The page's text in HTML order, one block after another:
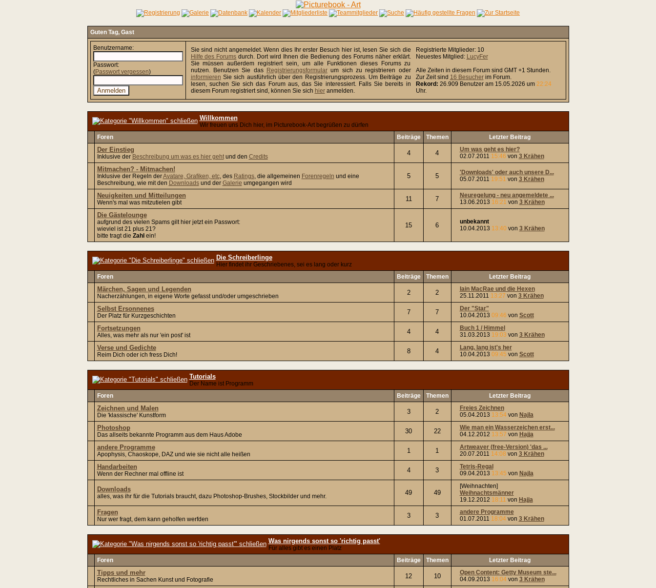
Guten Tag, Gast
Benutzername:
Passwort:
(Passwort vergessen)
Sie sind nicht angemeldet. Wenn dies Ihr erster Besuch hier ist, lesen Sie sich die
Hilfe des Forums durch. Dort wird Ihnen die Bedienung des Forums näher erklärt.
Sie müssen außerdem registriert sein, um alle Funktionen dieses Forums zu
nutzen. Benutzen Sie das Registrierungsformularum sich zu registrieren oder
informieren Sie sich ausführlich über den Registrierungsprozess. Um Beiträge zu
lesen, suchen Sie sich das Forum aus, das Sie interessiert. Falls Sie bereits in
diesem Forum registriert sind, können Sie sich hieranmelden.
Registrierte Mitglieder: 10
Neuestes Mitglied: LucyFer
Alle Zeiten in diesem Forum sind GMT +1 Stunden.
Zur Zeit sind 16 Besucherim Forum.
Rekord: 26.909 Benutzer am 15.05.2026 um 22:24
Uhr.
Willkommen
Wir freuen uns Dich hier, im Picturebook-Art begrüßen zu dürfen
Foren
Beiträge Themen Letzter Beitrag
Der Einstieg
Inklusive der Beschreibung um was es hier gehtund den Credits 4 4
Um was geht es hier?
02.07.2011 15:46 von 3 Krähen
Mitmachen? - Mitmachen!
Inklusive der Regeln derAvatare, Grafiken, etc, des Ratings, die allgemeinen Forenregeln und eine
Beschreibung, wie mit den Downloadsund der Galerie umgegangen wird
5 5
'Downloads' oder auch unsere D...
05.07.2011 19:51 von 3 Krähen
Neuigkeiten und Mitteilungen
Wenn's mal was mitzutielen gibt 11 7
Neuregelung - neu angemeldete ...
13.06.2013 16:21 von 3 Krähen
Die Gästelounge
aufgrund des vielen Spams gilt hier jetzt ein Passwort:
wieviel ist 21 plus 21?
bitte tragt die Zahl ein!
15 6
unbekannt
10.04.2013 13:40 von 3 Krähen
Die Schreiberlinge
Hier findet ihr Geschriebenes, sei es lang oder kurz
Foren
Beiträge Themen Letzter Beitrag
Märchen, Sagen und Legenden
Nacherzählungen, in eigene Worte gefasst und/oder umgeschrieben 2 2
Iain MacRae und die Hexen
25.11.2011 13:27 von 3 Krähen
Selbst Ersonnenes
Der Platz für Kurzgeschichten 7 7
Der "Star"
10.04.2013 09:46 von Scott
Fortsetzungen
Alles, was mehr als nur 'ein post' ist 4 4
Buch 1 / Himmel
31.03.2013 19:03 von 3 Krähen
Verse und Gedichte
Reim Dich oder ich fress Dich! 8 4
Lang, lang ist's her
10.04.2013 09:45 von Scott
Tutorials
Der Name ist Programm
Foren
Beiträge Themen Letzter Beitrag
Zeichnen und Malen
Die 'klassische' Kunstform 3 2
Freies Zeichnen
05.04.2013 13:54von Najla
Photoshop
Das allseits bekannte Programm aus dem Haus Adobe 30 22
Wie man ein Wasserzeichen erst...
04.12.2012 13:57 von Hajja
andere Programme
Apophysis, Chaoskope, DAZ und wie sie nicht alle heißen 1 1
Artweaver (free-Version) 'das ...
20.07.2011 14:08 von 3 Krähen
Handarbeiten
Wenn der Rechner mal offline ist 4 3
Tetris-Regal
09.04.2013 13:45 von Najla
Downloads
alles, was ihr für die Tutorials braucht, dazu Photoshop-Brushes, Stockbilder und mehr. 49 49
[Weihnachten]
Weihnachtsmänner
19.12.2012 18:11 von Hajja
Fragen
Nur wer fragt, dem kann geholfen werfden 3 3
andere Programme
01.07.2011 18:04von 3 Krähen
Was nirgends sonst so 'richtig passt'
Für alles gibt es einen Platz
Foren
Beiträge Themen Letzter Beitrag
Tipps und mehr
Rechtliches in Sachen Kunst und Fotografie 12 10
Open Content: Getty Museum ste...
04.09.2013 16:04von 3 Krähen